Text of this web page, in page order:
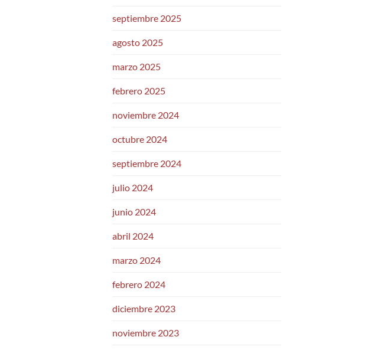
septiembre 2025
agosto 2025
marzo 2025
febrero 2025
noviembre 2024
octubre 2024
septiembre 2024
julio 2024
junio 2024
abril 2024
marzo 2024
febrero 2024
diciembre 2023
noviembre 2023